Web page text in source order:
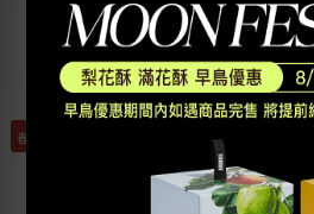
春節限定，待春節期間開放訂購